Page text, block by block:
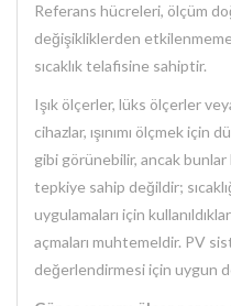
Referans hücreleri, ölçüm
değişikliklerden
sıcaklık telafisine sahiptir.
Işık ölçerler, lüks ölçerler
cihazlar, ışınımı ölçmek
gibi görünebilir, ancak
tepkiye sahip değildir;
uygulamaları için
açmaları muhtemeldir. PV
değerlendirmesi için uygun